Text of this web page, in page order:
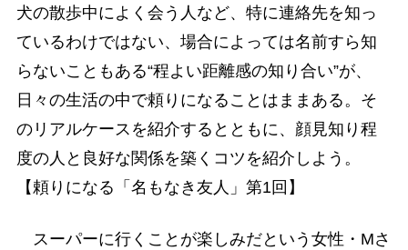
犬の散歩中によく会う人など、特に連絡先を知っ
ているわけではない、場合によっては名前すら知
らないこともある“程よい距離感の知り合い”が、
日々の生活の中で頼りになることはままある。そ
のリアルケースを紹介するとともに、顔見知り程
度の人と良好な関係を築くコツを紹介しよう。
【頼りになる「名もなき友人」第1回】
スーパーに行くことが楽しみだという女性・Mさ